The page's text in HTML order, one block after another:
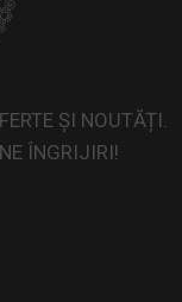
ȘI NOUTĂȚI.
ÎNGRIJIRI!